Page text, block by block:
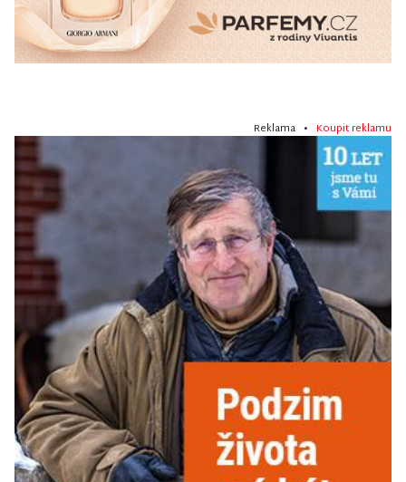
Reklama • Koupit reklamu